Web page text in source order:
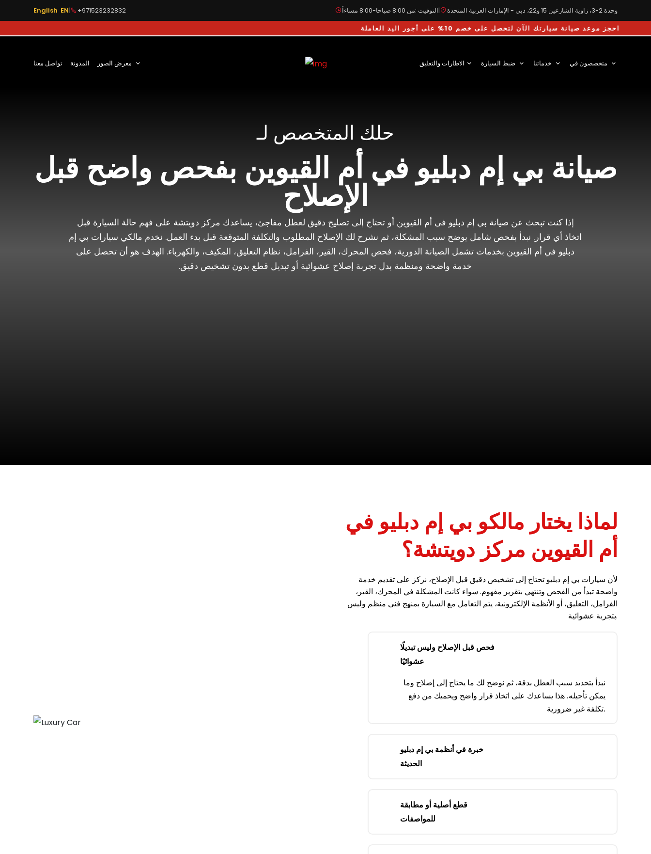
وحدة 2-3، زاوية الشارعين 15 و22، دبي - الإمارات العربية المتحدة |التوقيت :من 8:00 صباحا-8:00 مساءاً +971523232832
|
English EN
احجز موعد صيانة سيارتك الآن لتحصل على خصم 10% على أجور اليد العاملة
تواصل معنا المدونة الاطارات والتعليق
حلك المتخصص لـ
صيانة بي إم دبليو في أم القيوين بفحص واضح قبل
الإصلاح
إذا كنت تبحث عن صيانة بي إم دبليو في أم القيوين أو تحتاج إلى تصليح دقيق لعطل مفاجئ، يساعدك مركز دويتشة على فهم حالة السيارة قبل
اتخاذ أي قرار. نبدأ بفحص شامل يوضح سبب المشكلة، ثم نشرح لك الإصلاح المطلوب والتكلفة المتوقعة قبل بدء العمل. نخدم مالكي سيارات بي إم
دبليو في أم القيوين بخدمات تشمل الصيانة الدورية، فحص المحرك، القير، الفرامل، نظام التعليق، المكيف، والكهرباء. الهدف هو أن تحصل على
خدمة واضحة ومنظمة بدل تجربة إصلاح عشوائية أو تبديل قطع بدون تشخيص دقيق.
لماذا يختار مالكو بي إم دبليو في
أم القيوين مركز دويتشة؟
لأن سيارات بي إم دبليو تحتاج إلى تشخيص دقيق قبل الإصلاح، نركز على تقديم خدمة
واضحة تبدأ من الفحص وتنتهي بتقرير مفهوم. سواء كانت المشكلة في المحرك، القير،
الفرامل، التعليق، أو الأنظمة الإلكترونية، يتم التعامل مع السيارة بمنهج فني منظم وليس
بتجربة عشوائية.
فحص قبل الإصلاح وليس تبديلًا
عشوائيًا
نبدأ بتحديد سبب العطل بدقة، ثم نوضح لك ما يحتاج إلى إصلاح وما
يمكن تأجيله. هذا يساعدك على اتخاذ قرار واضح ويحميك من دفع
تكلفة غير ضرورية.
خبرة في أنظمة بي إم دبليو
الحديثة
قطع أصلية أو مطابقة
للمواصفات